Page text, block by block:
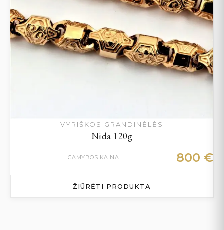
VYRIŠKOS GRANDINĖLĖS
Nida 120g
GAMYBOS KAINA 800 €
ŽIŪRĖTI PRODUKTĄ